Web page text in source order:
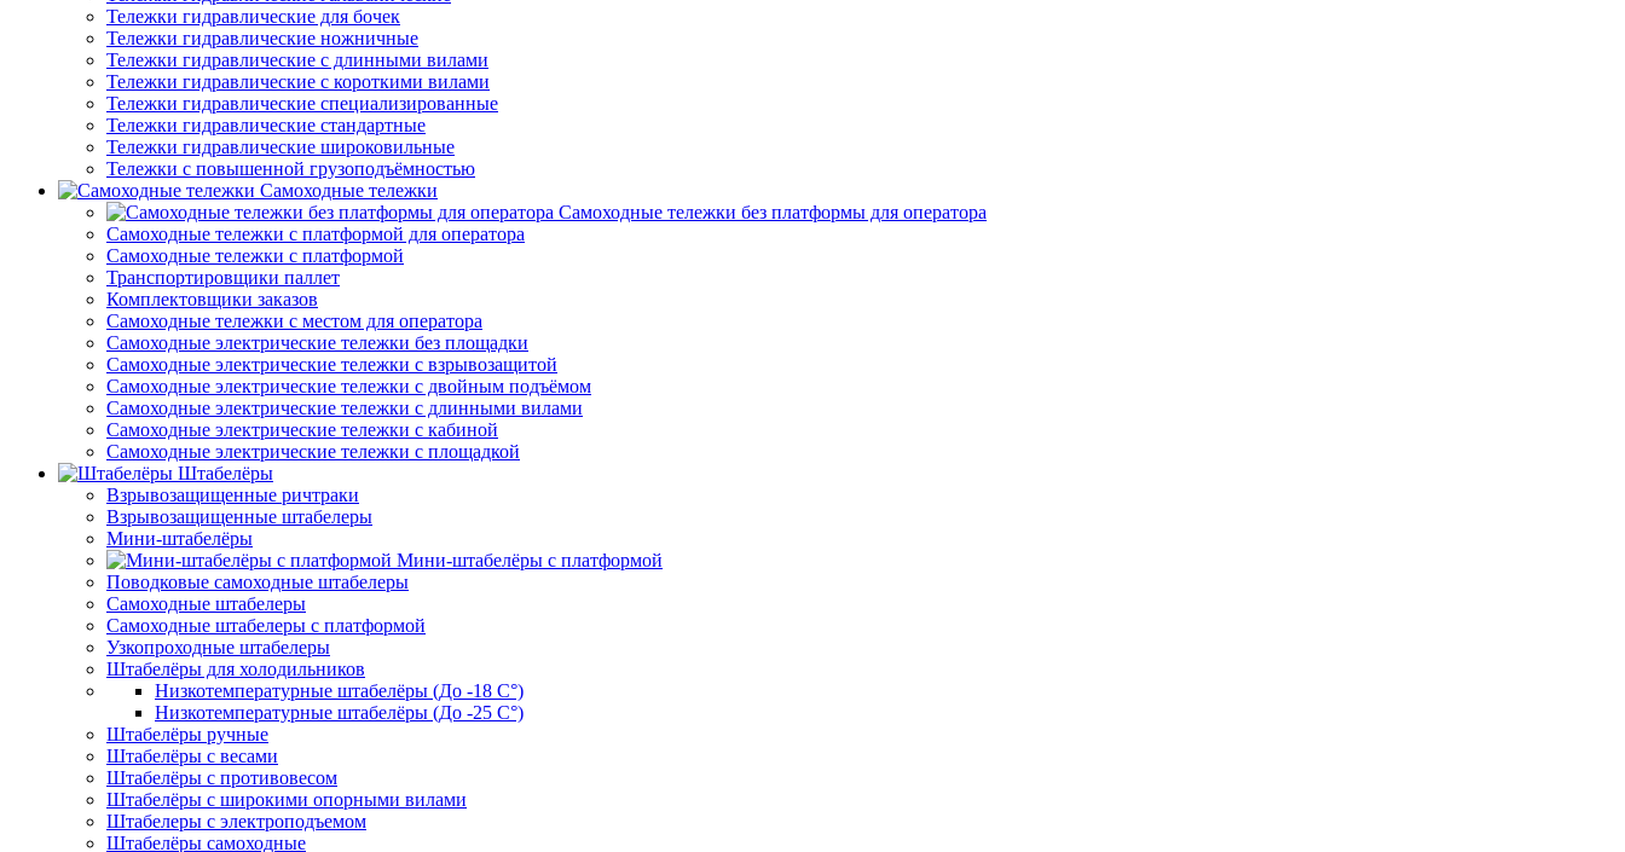
Тележки гидравлические для бочек
Тележки гидравлические ножничные
Тележки гидравлические с длинными вилами
Тележки гидравлические с короткими вилами
Тележки гидравлические специализированные
Тележки гидравлические стандартные
Тележки гидравлические широковильные
Тележки с повышенной грузоподъёмностью
Самоходные тележки
Самоходные тележки без платформы для оператора
Самоходные тележки с платформой для оператора
Самоходные тележки с платформой
Транспортировщики паллет
Комплектовщики заказов
Самоходные тележки с местом для оператора
Самоходные электрические тележки без площадки
Самоходные электрические тележки с взрывозащитой
Самоходные электрические тележки с двойным подъёмом
Самоходные электрические тележки с длинными вилами
Самоходные электрические тележки с кабиной
Самоходные электрические тележки с площадкой
Штабелёры
Взрывозащищенные ричтраки
Взрывозащищенные штабелеры
Мини-штабелёры
Мини-штабелёры с платформой
Поводковые самоходные штабелеры
Самоходные штабелеры
Самоходные штабелеры с платформой
Узкопроходные штабелеры
Штабелёры для холодильников
Низкотемпературные штабелёры (До -18 C°)
Низкотемпературные штабелёры (До -25 C°)
Штабелёры ручные
Штабелёры с весами
Штабелёры с противовесом
Штабелёры с широкими опорными вилами
Штабелеры с электроподъемом
Штабелёры самоходные